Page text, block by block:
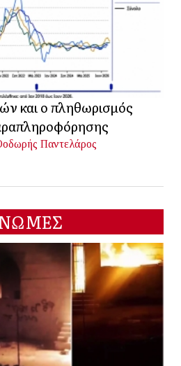
και ο πληθωρισμός
Παντελάρος